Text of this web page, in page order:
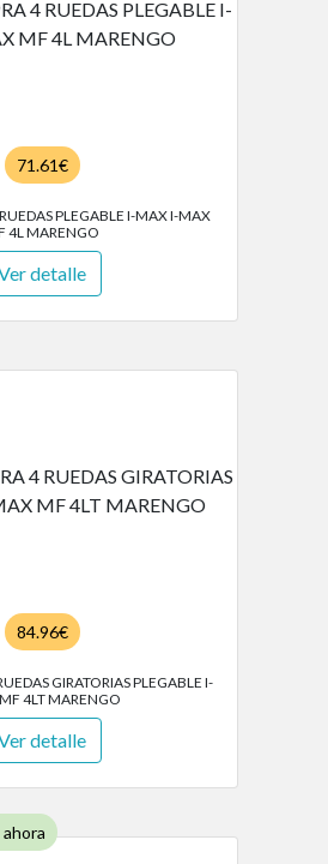
71.61€
PLEGABLE I-MAX I-MAX
4L MARENGO
detalle
84.96€
GIRATORIAS PLEGABLE I-
4LT MARENGO
detalle